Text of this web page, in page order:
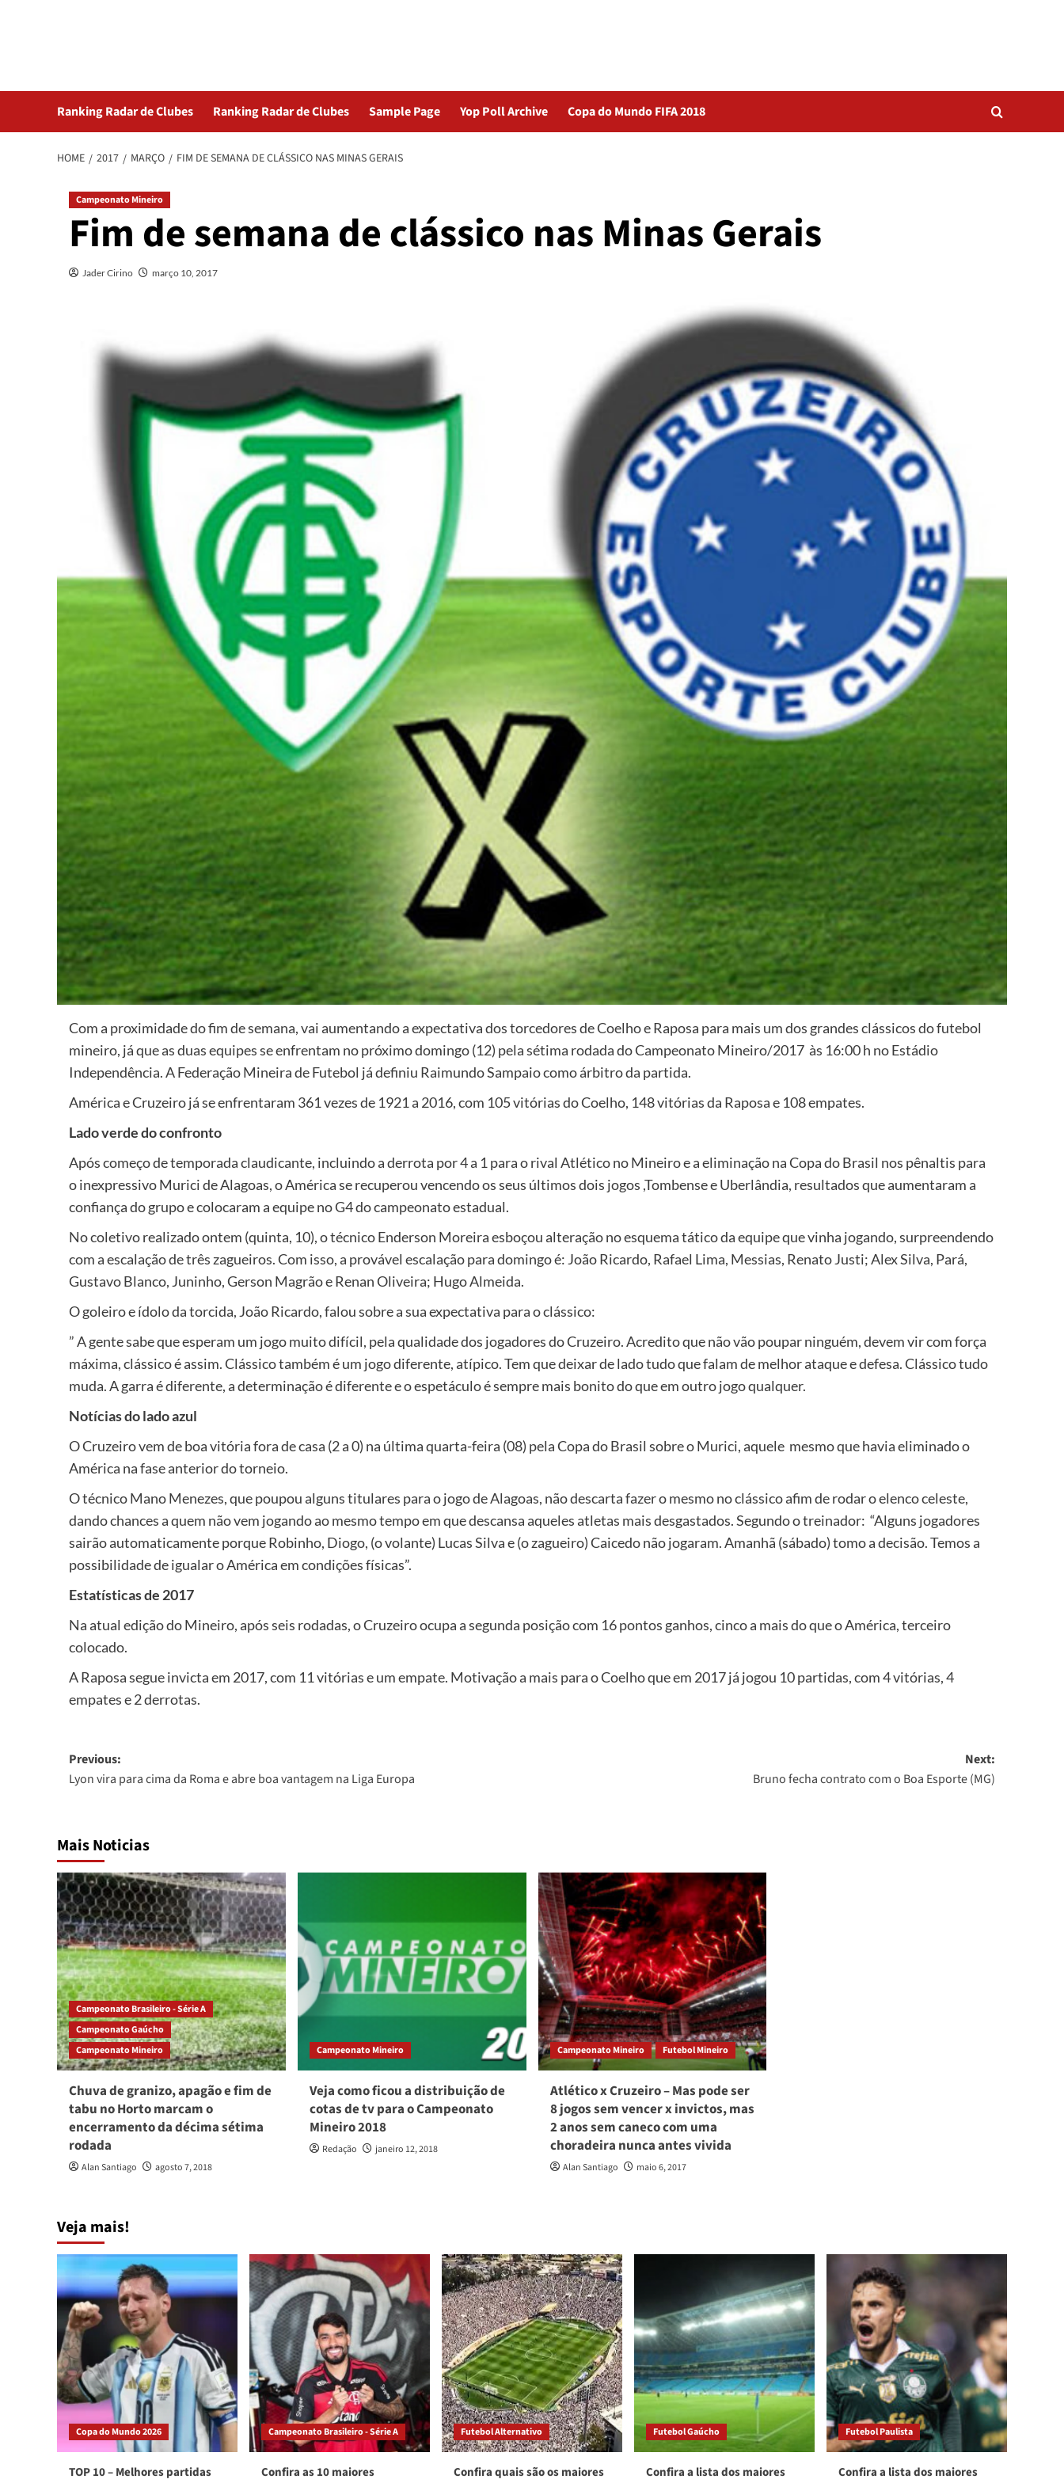
Ranking Radar de Clubes Ranking Radar de Clubes Sample Page Yop Poll Archive Copa do Mundo FIFA 2018
HOME 2017 MARÇO FIM DE SEMANA DE CLÁSSICO NAS MINAS GERAIS
Campeonato Mineiro
Fim de semana de clássico nas Minas Gerais
Jader Cirino março 10, 2017
Com a proximidade do fim de semana, vai aumentando a expectativa dos torcedores de Coelho e Raposa para mais um dos grandes clássicos do futebol
mineiro, já que as duas equipes se enfrentam no próximo domingo (12) pela sétima rodada do Campeonato Mineiro/2017 às 16:00 h no Estádio
Independência. A Federação Mineira de Futebol já definiu Raimundo Sampaio como árbitro da partida.
América e Cruzeiro já se enfrentaram 361 vezes de 1921 a 2016, com 105 vitórias do Coelho, 148 vitórias da Raposa e 108 empates.
Lado verde do confronto
Após começo de temporada claudicante, incluindo a derrota por 4 a 1 para o rival Atlético no Mineiro e a eliminação na Copa do Brasil nos pênaltis para
o inexpressivo Murici de Alagoas, o América se recuperou vencendo os seus últimos dois jogos ,Tombense e Uberlândia, resultados que aumentaram a
confiança do grupo e colocaram a equipe no G4 do campeonato estadual.
No coletivo realizado ontem (quinta, 10), o técnico Enderson Moreira esboçou alteração no esquema tático da equipe que vinha jogando, surpreendendo
com a escalação de três zagueiros. Com isso, a provável escalação para domingo é: João Ricardo, Rafael Lima, Messias, Renato Justi; Alex Silva, Pará,
Gustavo Blanco, Juninho, Gerson Magrão e Renan Oliveira; Hugo Almeida.
O goleiro e ídolo da torcida, João Ricardo, falou sobre a sua expectativa para o clássico:
” A gente sabe que esperam um jogo muito difícil, pela qualidade dos jogadores do Cruzeiro. Acredito que não vão poupar ninguém, devem vir com força
máxima, clássico é assim. Clássico também é um jogo diferente, atípico. Tem que deixar de lado tudo que falam de melhor ataque e defesa. Clássico tudo
muda. A garra é diferente, a determinação é diferente e o espetáculo é sempre mais bonito do que em outro jogo qualquer.
Notícias do lado azul
O Cruzeiro vem de boa vitória fora de casa (2 a 0) na última quarta-feira (08) pela Copa do Brasil sobre o Murici, aquele mesmo que havia eliminado o
América na fase anterior do torneio.
O técnico Mano Menezes, que poupou alguns titulares para o jogo de Alagoas, não descarta fazer o mesmo no clássico afim de rodar o elenco celeste,
dando chances a quem não vem jogando ao mesmo tempo em que descansa aqueles atletas mais desgastados. Segundo o treinador: “Alguns jogadores
sairão automaticamente porque Robinho, Diogo, (o volante) Lucas Silva e (o zagueiro) Caicedo não jogaram. Amanhã (sábado) tomo a decisão. Temos a
possibilidade de igualar o América em condições físicas”.
Estatísticas de 2017
Na atual edição do Mineiro, após seis rodadas, o Cruzeiro ocupa a segunda posição com 16 pontos ganhos, cinco a mais do que o América, terceiro
colocado.
A Raposa segue invicta em 2017, com 11 vitórias e um empate. Motivação a mais para o Coelho que em 2017 já jogou 10 partidas, com 4 vitórias, 4
empates e 2 derrotas.
Post
navigation
Previous:
Lyon vira para cima da Roma e abre boa vantagem na Liga Europa
Next:
Bruno fecha contrato com o Boa Esporte (MG)
Mais Noticias
Campeonato Brasileiro - Série A
Campeonato Gaúcho
Campeonato Mineiro
Chuva de granizo, apagão e fim de
tabu no Horto marcam o
encerramento da décima sétima
rodada
Alan Santiago agosto 7, 2018
Campeonato Mineiro
Veja como ficou a distribuição de
cotas de tv para o Campeonato
Mineiro 2018
Redação janeiro 12, 2018
Campeonato Mineiro Futebol Mineiro
Atlético x Cruzeiro – Mas pode ser
8 jogos sem vencer x invictos, mas
2 anos sem caneco com uma
choradeira nunca antes vivida
Alan Santiago maio 6, 2017
Veja mais!
Copa do Mundo 2026
TOP 10 – Melhores partidas
Campeonato Brasileiro - Série A
Confira as 10 maiores
Futebol Alternativo
Confira quais são os maiores
Futebol Gaúcho
Confira a lista dos maiores
Futebol Paulista
Confira a lista dos maiores